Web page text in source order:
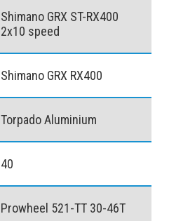
Shimano GRX ST-RX400
2x10 speed
Shimano GRX RX400
Torpado Aluminium
40
Prowheel 521-TT 30-46T